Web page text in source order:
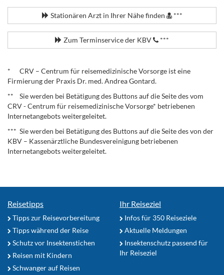
Stationären Arzt in Ihrer Nähe finden ***
Zum Terminservice der KBV ***
* CRV – Centrum für reisemedizinische Vorsorge ist eine
Firmierung der Praxis Dr. med. Andrea Gontard.
** Sie werden bei Betätigung des Buttons auf die Seite des vom
CRV - Centrum für reisemedizinische Vorsorge* betriebenen
Internetangebots weitergeleitet.
*** Sie werden bei Betätigung des Buttons auf die Seite des von der
KBV – Kassenärztliche Bundesvereinigung betriebenen
Internetangebots weitergeleitet.
Reisetipps
Tipps zur Reisevorbereitung
Tipps während der Reise
Schutz vor Insektenstichen
Reisen mit Kindern
Schwanger auf Reisen
Ihr Reiseziel
Infos für 350 Reiseziele
Aktuelle Meldungen
Insektenschutz passend für
Ihr Reiseziel